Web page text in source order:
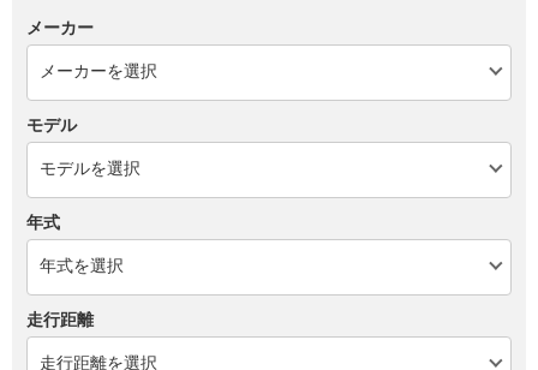
メーカー
モデル
年式
走行距離